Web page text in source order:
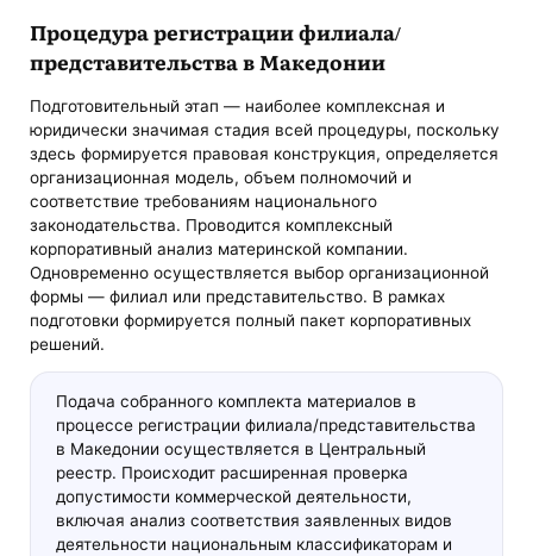
Процедура регистрации филиала/
представительства в Македонии
Подготовительный этап — наиболее комплексная и
юридически значимая стадия всей процедуры, поскольку
здесь формируется правовая конструкция, определяется
организационная модель, объем полномочий и
соответствие требованиям национального
законодательства. Проводится комплексный
корпоративный анализ материнской компании.
Одновременно осуществляется выбор организационной
формы — филиал или представительство. В рамках
подготовки формируется полный пакет корпоративных
решений.
Подача собранного комплекта материалов в
процессе регистрации филиала/представительства
в Македонии осуществляется в Центральный
реестр. Происходит расширенная проверка
допустимости коммерческой деятельности,
включая анализ соответствия заявленных видов
деятельности национальным классификаторам и